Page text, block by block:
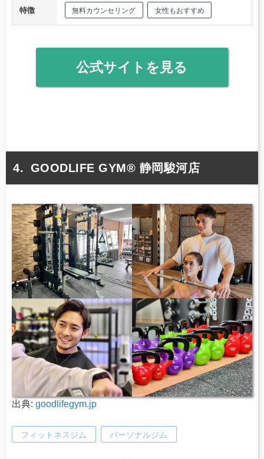
特徴 無料カウンセリング 女性もおすすめ
公式サイトを見る
GOODLIFE GYM® 静岡駿河店
出典: goodlifegym.jp
フィットネスジム パーソナルジム